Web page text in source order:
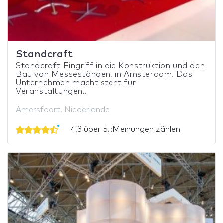
Standcraft
Standcraft Eingriff in die Konstruktion und den
Bau von Messeständen, in Amsterdam. Das
Unternehmen macht steht für
Veranstaltungen...
Amersfoort, Niederlande
4,3 über 5. :Meinungen zählen